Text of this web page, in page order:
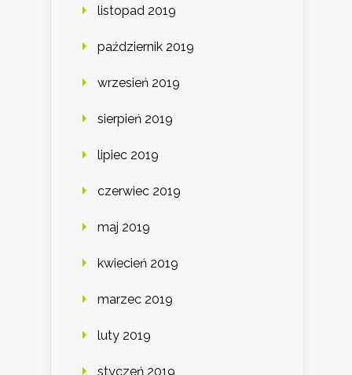
listopad 2019
październik 2019
wrzesień 2019
sierpień 2019
lipiec 2019
czerwiec 2019
maj 2019
kwiecień 2019
marzec 2019
luty 2019
styczeń 2019